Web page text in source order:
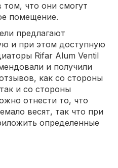
что они смогут
помещение.
предлагают
и при этом доступную
Rifar Alum Ventil
и получили
как со стороны
и со стороны
отнести то, что
весят, так что при
определенные